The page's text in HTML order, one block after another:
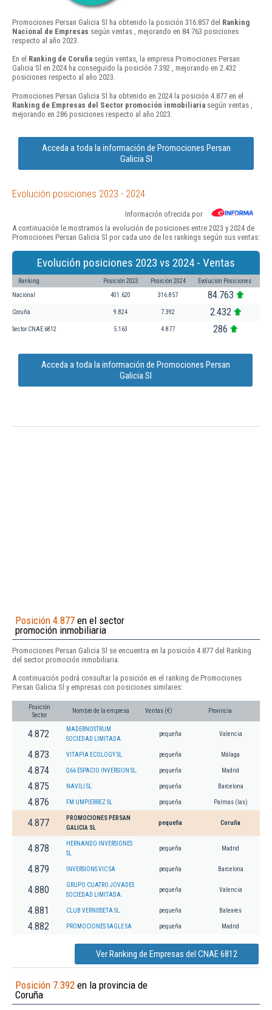
Promociones Persan Galicia Sl ha obtenido la posición 316.857 del Ranking
Nacional de Empresas según ventas , mejorando en 84.763 posiciones
respecto al año 2023.
En el Ranking de Coruña según ventas, la empresa Promociones Persan
Galicia Sl en 2024 ha conseguido la posición 7.392 , mejorando en 2.432
posiciones respecto al año 2023.
Promociones Persan Galicia Sl ha obtenido en 2024 la posición 4.877 en el
Ranking de Empresas del Sector promoción inmobiliaria según ventas ,
mejorando en 286 posiciones respecto al año 2023.
Acceda a toda la información de Promociones Persan
Galicia Sl
Evolución posiciones 2023 - 2024
Información ofrecida por
A continuación le mostramos la evolución de posiciones entre 2023 y 2024 de
Promociones Persan Galicia Sl por cada uno de los rankings según sus ventas:
Evolución posiciones 2023 vs 2024 - Ventas
Ranking Posición 2023 Posición 2024 Evolución Posiciones
Nacional 401.620 316.857 84.763
Coruña 9.824 7.392 2.432
Sector CNAE 6812 5.163 4.877 286
Acceda a toda la información de Promociones Persan
Galicia Sl
Posición 4.877 en el sector
promoción inmobiliaria
Promociones Persan Galicia Sl se encuentra en la posición 4.877 del Ranking
del sector promoción inmobiliaria.
A continuación podrá consultar la posición en el ranking de Promociones
Persan Galicia Sl y empresas con posiciones similares:
Posición
Sector
Nombre de la empresa Ventas (€) Provincia
4.872
MADERNOSTRUM
SOCIEDAD LIMITADA.
pequeña Valencia
4.873 VITAPIA ECOLOGY SL. pequeña Málaga
4.874 Q66 ESPACIO INVERSION SL. pequeña Madrid
4.875 NAVILI SL pequeña Barcelona
4.876 FM UMPIERREZ SL pequeña Palmas (las)
4.877
PROMOCIONES PERSAN
GALICIA SL
pequeña Coruña
4.878
HERNANDO INVERSIONES
SL
pequeña Madrid
4.879 INVERSIONS VIC SA pequeña Barcelona
4.880
GRUPO CUATRO JOVADES
SOCIEDAD LIMITADA.
pequeña Valencia
4.881 CLUB VERNISSETA SL. pequeña Baleares
4.882 PROMOCIONES SAGLE SA pequeña Madrid
Ver Ranking de Empresas del CNAE 6812
Posición 7.392 en la provincia de
Coruña